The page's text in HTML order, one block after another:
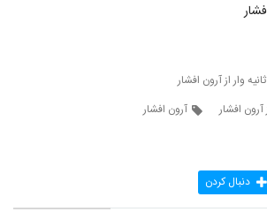
وار از آرون افشار
آرون افشار
آرون افشار
دنبال کردن